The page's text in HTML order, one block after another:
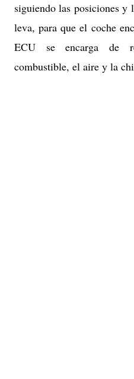
siguiendo las posiciones y
leva, para que el coche
ECU se encarga de
combustible, el aire y la